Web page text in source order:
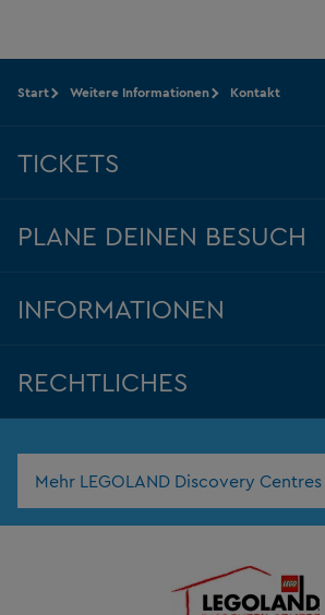
Mehr LEGOLAND Discovery Centres
Start Weitere Informationen Kontakt
TICKETS
PLANE DEINEN BESUCH
INFORMATIONEN
RECHTLICHES